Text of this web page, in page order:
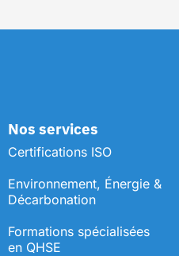
Nos services
Certifications ISO
Environnement, Énergie &
Décarbonation
⁠Formations spécialisées
en QHSE